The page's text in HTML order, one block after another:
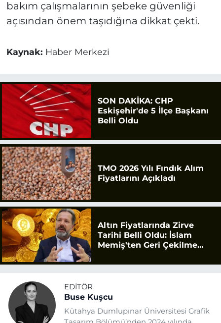
bakım çalışmalarının şebeke güvenliği
açısından önem taşıdığına dikkat çekti.
Kaynak: Haber Merkezi
SON DAKİKA: CHP
Eskişehir'de 5 İlçe Başkanı
Belli Oldu
TMO 2026 Yılı Fındık Alım
Fiyatlarını Açıkladı
Altın Fiyatlarında Zirve
Tarihi Belli Oldu: İslam
Memiş'ten Geri Çekilme
EDITÖR
Buse Kuşcu
Kütahya Dumlupınar Üniversitesi Grafik